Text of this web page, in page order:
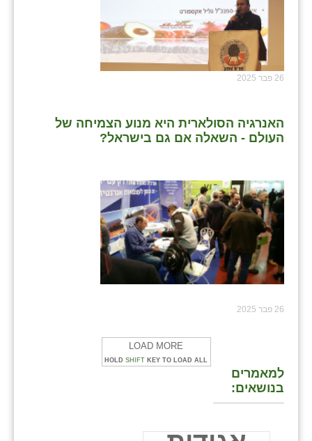
26 פבר 2025
האנרגיה הסולארית היא מנוע הצמיחה של
העולם - השאלה אם גם בישראל?
26 פבר 2025
LOAD MORE
HOLD SHIFT KEY TO LOAD ALL
למאמרים
בנושאים: